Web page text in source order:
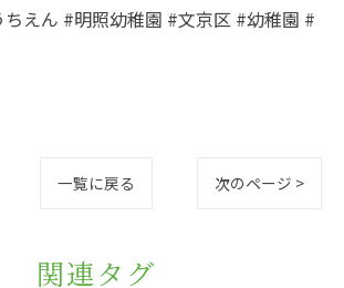
えん #明照幼稚園 #文京区 #幼稚園 #
一覧に戻る 次のページ >
関連タグ